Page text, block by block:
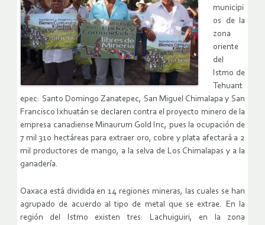
municipi
os de la
zona
oriente
del
Istmo de
Tehuant
epec: Santo Domingo Zanatepec, San Miguel Chimalapa y San
Francisco Ixhuatán se declaren contra el proyecto minero de la
empresa canadiense Minaurum Gold Inc, pues la ocupación de
7 mil 310 hectáreas para extraer oro, cobre y plata afectará a 2
mil productores de mango, a la selva de Los Chimalapas y a la
ganadería.
Oaxaca está dividida en14 regiones mineras,
las cuales se han
agrupado de acuerdo al tipo de metal que se extrae. En la
región del Istmo existen tres: Lachuiguiri, en la zona